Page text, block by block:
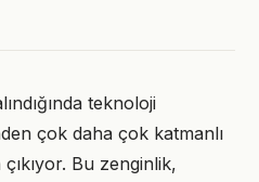
teknoloji
çok daha çok katmanlı
Bu zenginlik,